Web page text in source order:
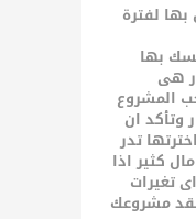
لفترة
بها
هى
المشروع
وتأكد ان
تدر
كثير اذا
تغيرات
مشروعك